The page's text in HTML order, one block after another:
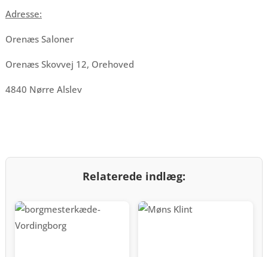
Adresse:
Orenæs Saloner
Orenæs Skovvej 12, Orehoved
4840 Nørre Alslev
Relaterede indlæg: